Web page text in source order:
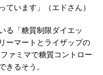
ています」（エドさん）
る「糖質制限ダイエッ
ーマートとライザップの
ァミマで糖質コントロー
きるそう。